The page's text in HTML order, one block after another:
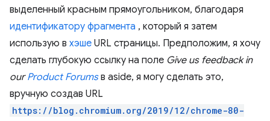
выделенный красным прямоугольником, благодаря
идентификатору фрагмента , который я затем
использую в хэше URL страницы. Предположим, я хочу
сделать глубокую ссылку на поле Give us feedback in
ourProduct Forumsв aside, я могу сделать это,
вручную создав URL
https://blog.chromium.org/2019/12/chrome-80-